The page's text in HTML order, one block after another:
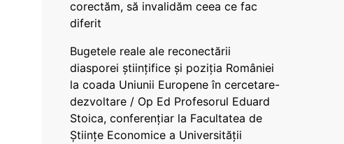
corectăm, să invalidăm ceea ce fac
diferit
Bugetele reale ale reconectării
diasporei științifice și poziția României
la coada Uniunii Europene în cercetare-
dezvoltare / Op Ed Profesorul Eduard
Stoica, conferențiar la Facultatea de
Științe Economice a Universității